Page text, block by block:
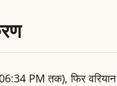
PM तक), फिर वरियान